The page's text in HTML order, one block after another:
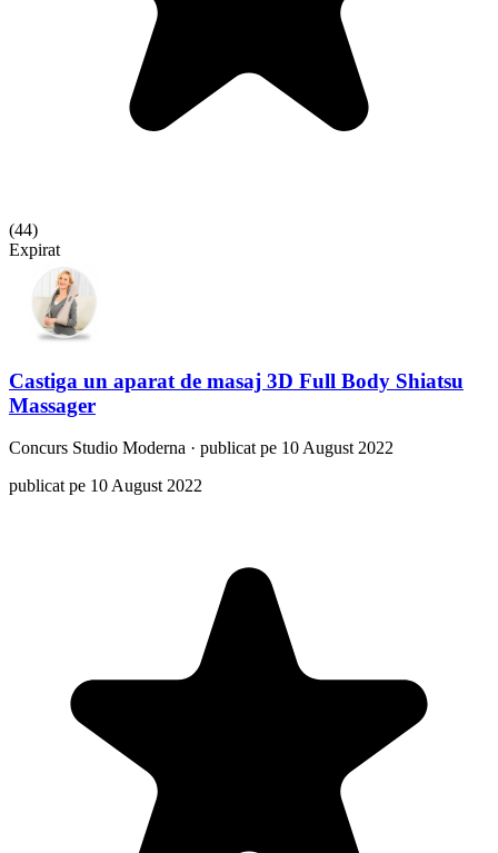
(44)
Expirat
Castiga un aparat de masaj 3D Full Body Shiatsu
Massager
Concurs Studio Moderna · publicat pe 10 August 2022
publicat pe 10 August 2022